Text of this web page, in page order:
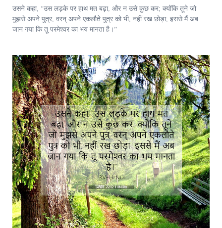
उसने कहा, “उस लड़के पर हाथ मत बढ़ा, और न उसे कुछ कर; क्योंकि तूने जो
मुझसे अपने पुत्र, वरन् अपने एकलौते पुत्र को भी, नहीं रख छोड़ा; इससे मैं अब
जान गया कि तू परमेश्‍वर का भय मानता है।”